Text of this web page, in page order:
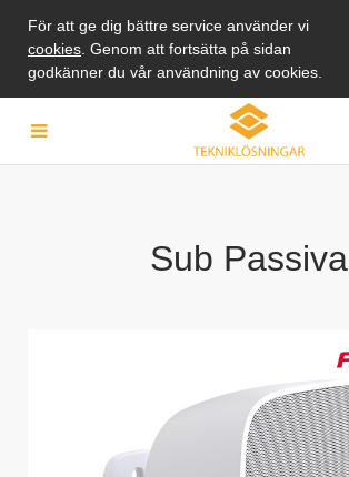
För att ge dig bättre service använder vi
cookies . Genom att fortsätta på sidan
godkänner du vår användning av cookies.
Sub Passiva